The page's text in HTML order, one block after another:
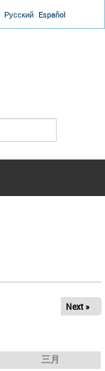
Русский Español
Next »
三月